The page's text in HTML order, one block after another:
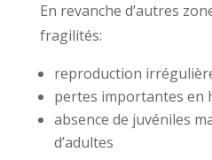
En revanche d’autres
fragilités:
reproduction
pertes importantes en
absence de juvéniles
d’adultes